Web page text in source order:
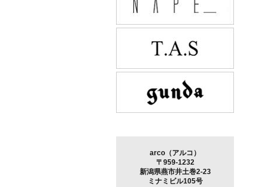
arco（アルコ）
〒959-1232
新潟県燕市井土巻2-23
ミナミビル105号